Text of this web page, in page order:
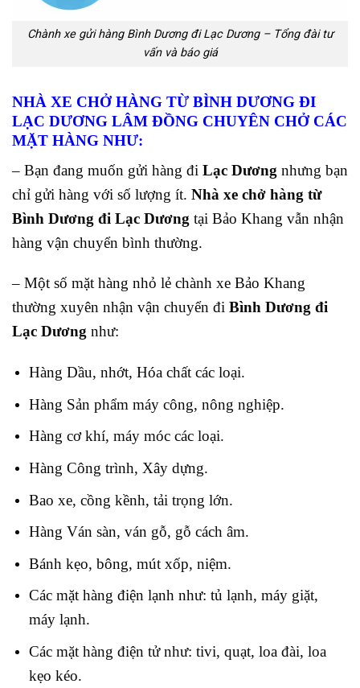
Chành xe gửi hàng Bình Dương đi Lạc Dương – Tổng đài tư
vấn và báo giá
NHÀ XE CHỞ HÀNG TỪ BÌNH DƯƠNG ĐI
LẠC DƯƠNG LÂM ĐỒNG CHUYÊN CHỞ CÁC
MẶT HÀNG NHƯ:
– Bạn đang muốn gửi hàng đi Lạc Dương nhưng bạn
chỉ gửi hàng với số lượng ít. Nhà xe chở hàng từ
Bình Dương đi Lạc Dương tại Bảo Khang vẫn nhận
hàng vận chuyển bình thường.
– Một số mặt hàng nhỏ lẻ chành xe Bảo Khang
thường xuyên nhận vận chuyển đi Bình Dương đi
Lạc Dương như:
Hàng Dầu, nhớt, Hóa chất các loại.
Hàng Sản phẩm máy công, nông nghiệp.
Hàng cơ khí, máy móc các loại.
Hàng Công trình, Xây dựng.
Bao xe, cồng kềnh, tải trọng lớn.
Hàng Ván sàn, ván gỗ, gỗ cách âm.
Bánh kẹo, bông, mút xốp, niệm.
Các mặt hàng điện lạnh như: tủ lạnh, máy giặt,
máy lạnh.
Các mặt hàng điện tử như: tivi, quạt, loa đài, loa
kẹo kéo.